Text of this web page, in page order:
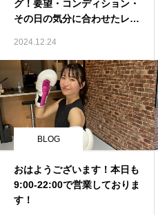
グ！要望・コンディション・
その日の気分に合わせたレッ
2024.12.24
BLOG
おはようございます！本日も
9:00-22:00で営業しておりま
す！